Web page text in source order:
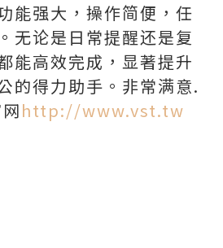
能强大，操作简便，任
无论是日常提醒还是复
能高效完成，显著提升
的得力助手。非常满意.
http://www.vst.tw